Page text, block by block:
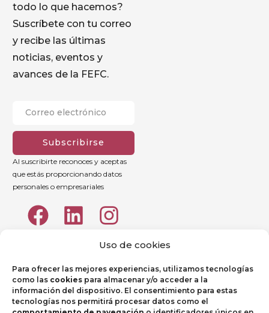
Uso de cookies
Para ofrecer las mejores experiencias, utilizamos tecnologías
como las cookies para almacenar y/o acceder a la
información del dispositivo. El consentimiento para estas
tecnologías nos permitirá procesar datos como el
todo lo que hacemos?
Suscríbete con tu correo
y recibe las últimas
noticias, eventos y
avances de la FEFC.
Subscribirse
Al suscribirte reconoces y aceptas
que estás proporcionando datos
personales o empresariales